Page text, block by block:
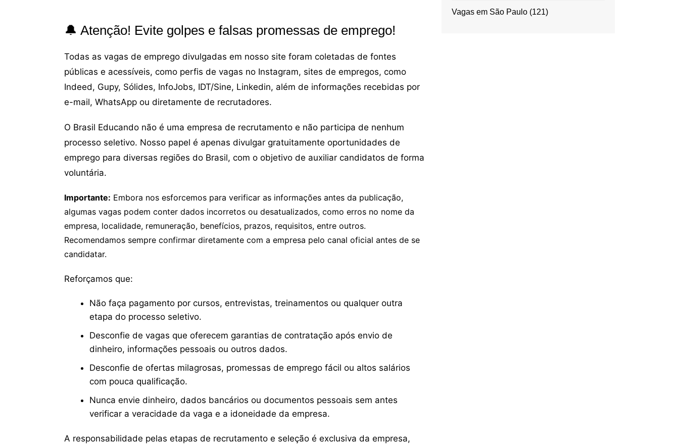
🔔 Atenção! Evite golpes e falsas promessas de emprego!
Todas as vagas de emprego divulgadas em nosso site foram coletadas de fontes
públicas e acessíveis, como perfis de vagas no Instagram, sites de empregos, como
Indeed, Gupy, Sólides, InfoJobs, IDT/Sine, Linkedin, além de informações recebidas por
e-mail, WhatsApp ou diretamente de recrutadores.
O Brasil Educando não é uma empresa de recrutamento e não participa de nenhum
processo seletivo. Nosso papel é apenas divulgar gratuitamente oportunidades de
emprego para diversas regiões do Brasil, com o objetivo de auxiliar candidatos de forma
voluntária.
Importante: Embora nos esforcemos para verificar as informações antes da publicação,
algumas vagas podem conter dados incorretos ou desatualizados, como erros no nome da
empresa, localidade, remuneração, benefícios, prazos, requisitos, entre outros.
Recomendamos sempre confirmar diretamente com a empresa pelo canal oficial antes de se
candidatar.
Reforçamos que:
Não faça pagamento por cursos, entrevistas, treinamentos ou qualquer outra
etapa do processo seletivo.
Desconfie de vagas que oferecem garantias de contratação após envio de
dinheiro, informações pessoais ou outros dados.
Desconfie de ofertas milagrosas, promessas de emprego fácil ou altos salários
com pouca qualificação.
Nunca envie dinheiro, dados bancários ou documentos pessoais sem antes
verificar a veracidade da vaga e a idoneidade da empresa.
A responsabilidade pelas etapas de recrutamento e seleção é exclusiva da empresa,
Vagas em São Paulo(121)